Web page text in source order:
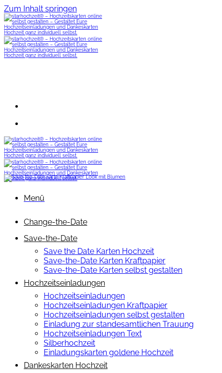
Zum Inhalt springen
Menü
Change-the-Date
Save-the-Date
Save the Date Karten Hochzeit
Save-the-Date Karten Kraftpapier
Save-the-Date Karten selbst gestalten
Hochzeitseinladungen
Hochzeitseinladungen
Hochzeitseinladungen Kraftpapier
Hochzeitseinladungen selbst gestalten
Einladung zur standesamtlichen Trauung
Hochzeitseinladungen Text
Silberhochzeit
Einladungskarten goldene Hochzeit
Dankeskarten Hochzeit